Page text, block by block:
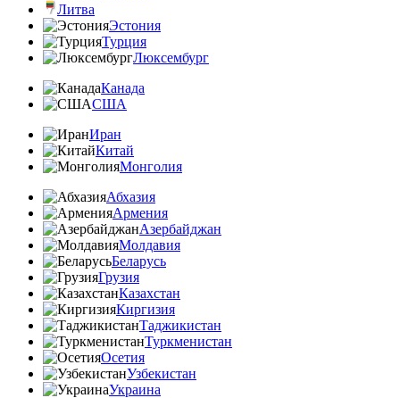
Литва
Эстония
Турция
Люксембург
Канада
США
Иран
Китай
Монголия
Абхазия
Армения
Азербайджан
Молдавия
Беларусь
Грузия
Казахстан
Киргизия
Таджикистан
Туркменистан
Осетия
Узбекистан
Украина